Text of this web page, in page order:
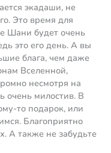
экадаши, не
Это время для
Шани будет очень
это его день. А вы
блага, чем даже
Вселенной,
несмотря на
очень милостив. В
то подарок, или
Благоприятно
А также не забудьте